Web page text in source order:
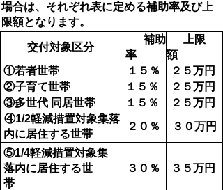
場合は、それぞれ表に定める補助率及び上
限額となります。
交付対象区分
補助
率
上限
額
①若者世帯
１５％
２５万円
②子育て世帯
１５％
２５万円
③多世代 同居世帯
１５％
２５万円
④1/2軽減措置対象集落
内に居住する世帯
２０％ ３０万円
⑤1/4軽減措置対象集
落内に居住する世
帯
３０％ ３５万円